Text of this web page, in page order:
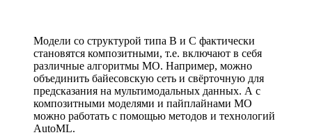
Модели со структурой типа В и С фактически
становятся композитными, т.е. включают в себя
различные алгоритмы МО. Например, можно
объединить байесовскую сеть и свёрточную для
предсказания на мультимодальных данных. А с
композитными моделями и пайплайнами МО
можно работать с помощью методов и технологий
AutoML.